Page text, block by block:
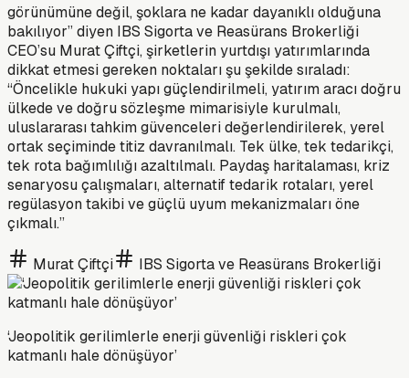
görünümüne değil, şoklara ne kadar dayanıklı olduğuna
bakılıyor” diyen IBS Sigorta ve Reasürans Brokerliği
CEO’su Murat Çiftçi, şirketlerin yurtdışı yatırımlarında
dikkat etmesi gereken noktaları şu şekilde sıraladı:
“Öncelikle hukuki yapı güçlendirilmeli, yatırım aracı doğru
ülkede ve doğru sözleşme mimarisiyle kurulmalı,
uluslararası tahkim güvenceleri değerlendirilerek, yerel
ortak seçiminde titiz davranılmalı. Tek ülke, tek tedarikçi,
tek rota bağımlılığı azaltılmalı. Paydaş haritalaması, kriz
senaryosu çalışmaları, alternatif tedarik rotaları, yerel
regülasyon takibi ve güçlü uyum mekanizmaları öne
çıkmalı.”
Murat Çiftçi IBS Sigorta ve Reasürans Brokerliği
‘Jeopolitik gerilimlerle enerji güvenliği riskleri çok
katmanlı hale dönüşüyor’